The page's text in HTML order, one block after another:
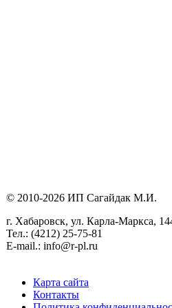
© 2010-2026 ИП Сагайдак
г. Хабаровск, ул. Карла-Маркса,
Тел.: (4212) 25-75-81
E-mail.: info@r-pl.ru
Карта сайта
Контакты